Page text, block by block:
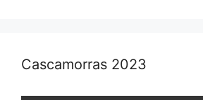
Cascamorras 2023